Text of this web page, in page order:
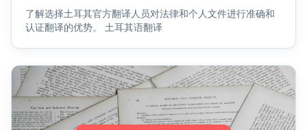
了解选择土耳其官方翻译人员对法律和个人文件进行准确和
认证翻译的优势。 土耳其语翻译